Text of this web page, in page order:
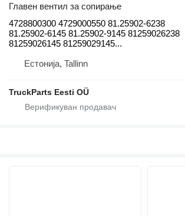
Главен вентил за сопирање
4728800300 4729000550 81.25902-6238
81.25902-6145 81.25902-9145 81259026238
81259026145 81259029145...
Естонија, Tallinn
TruckParts Eesti OÜ